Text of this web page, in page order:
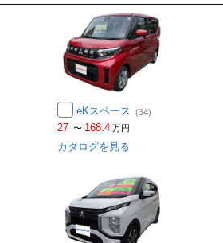
eKスペース (34)
27 〜 168.4 万円
カタログを見る